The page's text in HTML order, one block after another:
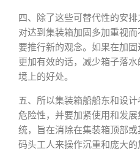
四、除了这些可替代性的安
对达到集装箱加固多加重视
要推行新的观念。如果在加
更加有效的话，减少箱子落
境上的好处。
五、所以集装箱船船东和设
危险性，并要加紧使用和发
统，旨在消除在集装箱顶部
码头工人来操作沉重和庞大的